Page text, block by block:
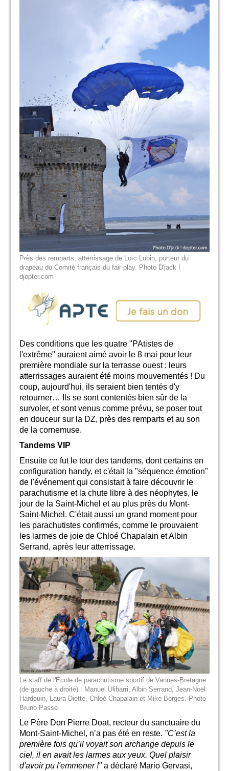
Près des remparts, atterrissage de Loïc Lubin, porteur du
drapeau du Comité français du fair-play. Photo D'jack !
djopter.com
Des conditions que les quatre "PAtistes de
l'extrême" auraient aimé avoir le 8 mai pour leur
première mondiale sur la terrasse ouest : leurs
atterrissages auraient été moins mouvementés ! Du
coup, aujourd'hui, ils seraient bien tentés d'y
retourner… Ils se sont contentés bien sûr de la
survoler, et sont venus comme prévu, se poser tout
en douceur sur la DZ, près des remparts et au son
de la cornemuse.
Tandems VIP
Ensuite ce fut le tour des tandems, dont certains en
configuration handy, et c'était la "séquence émotion"
de l'événement qui consistait à faire découvrir le
parachutisme et la chute libre à des néophytes, le
jour de la Saint-Michel et au plus près du Mont-
Saint-Michel. C'était aussi un grand moment pour
les parachutistes confirmés, comme le prouvaient
les larmes de joie de Chloé Chapalain et Albin
Serrand, après leur atterrissage.
Le staff de l'École de parachutisme sportif de Vannes-Bretagne
(de gauche à droite) : Manuel Ulibarri, Albin Serrand, Jean-Noël
Hardouin, Laura Diette, Chloé Chapalain et Mike Borges. Photo
Bruno Passe
Le Père Don Pierre Doat, recteur du sanctuaire du
Mont-Saint-Michel, n’a pas été en reste. "C’est la
première fois qu’il voyait son archange depuis le
ciel, il en avait les larmes aux yeux. Quel plaisir
d'avoir pu l'emmener !"a déclaré Mario Gervasi,